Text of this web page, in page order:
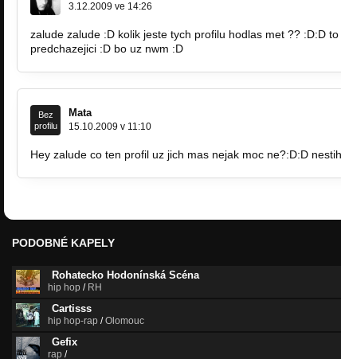
3.12.2009 ve 14:26
zalude zalude :D kolik jeste tych profilu hodlas met ?? :D:D
predchazejici :D bo uz nwm :D
Bez
profilu
Mata
15.10.2009 v 11:10
Hey zalude co ten profil uz jich mas nejak moc ne?:D:D
PODOBNÉ KAPELY
Rohatecko Hodonínská Scéna
hip hop / RH
Cartisss
hip hop-rap /Olomouc
Gefix
rap /